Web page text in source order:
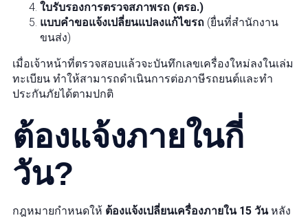
ใบรับรองการตรวจสภาพรถ (ตรอ.)
แบบคำขอแจ้งเปลี่ยนแปลงแก้ไขรถ (ยื่นที่สำนักงาน
ขนส่ง)
เมื่อเจ้าหน้าที่ตรวจสอบแล้วจะบันทึกเลขเครื่องใหม่ลงในเล่ม
ทะเบียน ทำให้สามารถดำเนินการต่อภาษีรถยนต์และทำ
ประกันภัยได้ตามปกติ
ต้องแจ้งภายในกี่
วัน?
กฎหมายกำหนดให้ ต้องแจ้งเปลี่ยนเครื่องภายใน 15 วันหลัง